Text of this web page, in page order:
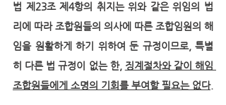
법 제23조 제4항의 취지는 위와 같은 위임의 법
리에 따라 조합원들의 의사에 따른 조합임원의 해
임을 원활하게 하기 위하여 둔 규정이므로, 특별
히 다른 법 규정이 없는 한, 징계절차와 같이 해임
조합원들에게 소명의 기회를 부여할 필요는 없다.